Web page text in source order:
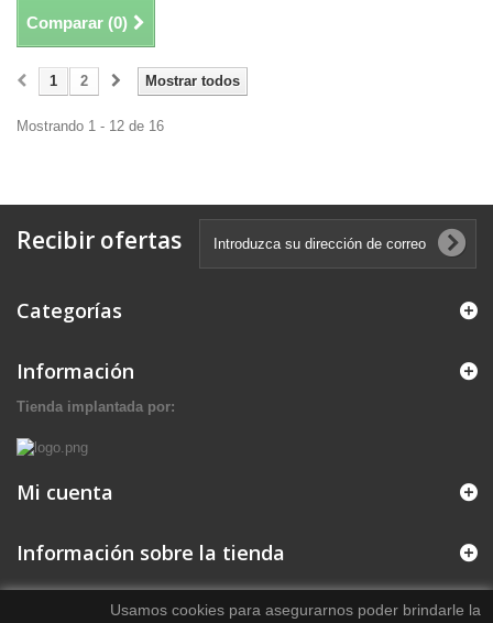
Comparar (0)
Mostrar todos
1 2
Mostrando 1 - 12 de 16
Recibir ofertas
Categorías
Información
Tienda implantada por:
Mi cuenta
Información sobre la tienda
Usamos cookies para asegurarnos poder brindarle la